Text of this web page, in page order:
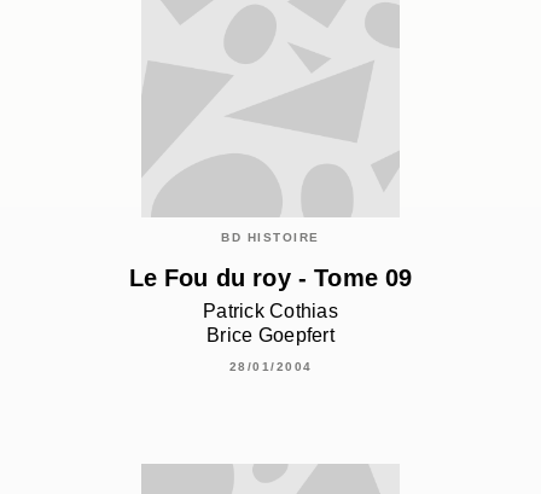
BD HISTOIRE
Le Fou du roy - Tome 09
Patrick Cothias
Brice Goepfert
28/01/2004